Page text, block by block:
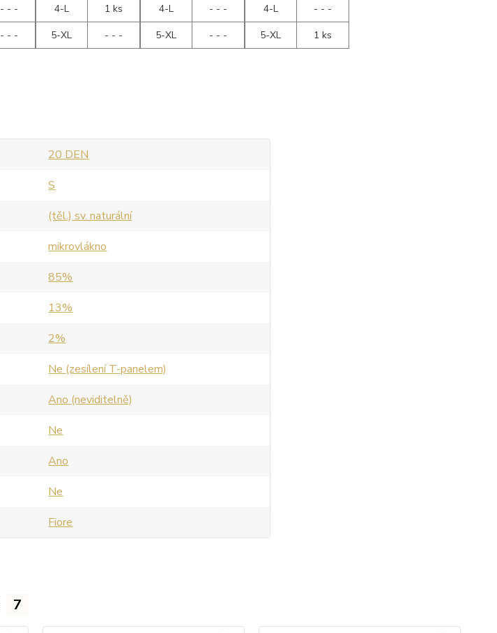
- - -
- - -
4-L
1 ks
5-XL
- - -
4-L
- - -
5-XL
- - -
4-L
- - -
5-XL
1 ks
20 DEN
S
(těl.) sv. naturální
mikrovlákno
85%
13%
2%
Ne (zesílení T-panelem)
Ano (neviditelně)
Ne
Ano
Ne
Fiore
7